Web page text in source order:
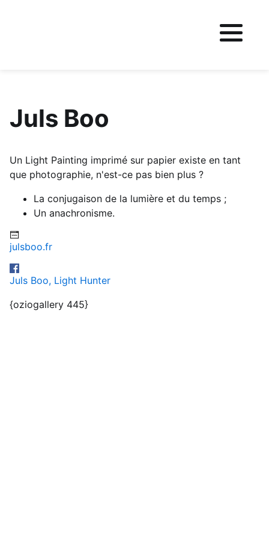
Juls Boo
Un Light Painting imprimé sur papier existe en tant
que photographie, n'est-ce pas bien plus ?
La conjugaison de la lumière et du temps ;
Un anachronisme.
julsboo.fr
Juls Boo, Light Hunter
{oziogallery 445}